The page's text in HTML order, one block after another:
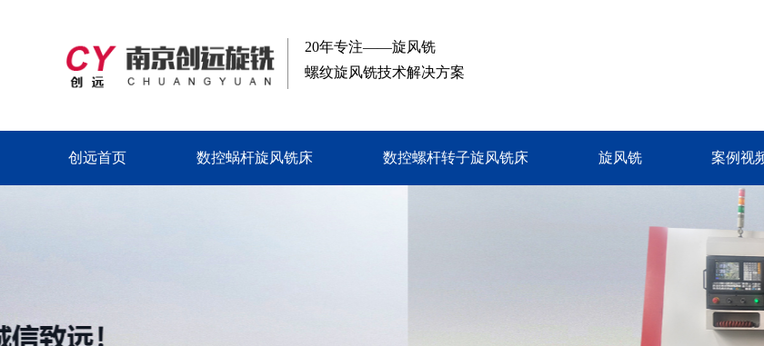
20年专注——旋风铣
螺纹旋风铣技术解决方案
创远首页 数控蜗杆旋风铣床 数控螺杆转子旋风铣床 旋风铣 案例视